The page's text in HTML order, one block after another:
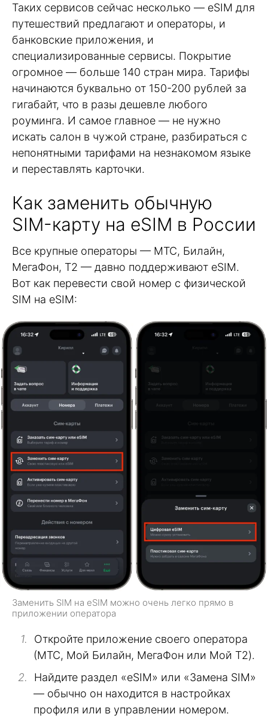
Таких сервисов сейчас несколько — eSIM для
путешествий предлагают и операторы, и
банковские приложения, и
специализированные сервисы. Покрытие
огромное — больше 140 стран мира. Тарифы
начинаются буквально от 150-200 рублей за
гигабайт, что в разы дешевле любого
роуминга. И самое главное — не нужно
искать салон в чужой стране, разбираться с
непонятными тарифами на незнакомом языке
и переставлять карточки.
Как заменить обычную
SIM-карту на eSIM в России
Все крупные операторы — МТС, Билайн,
МегаФон, Т2 — давно поддерживают eSIM.
Вот как перевести свой номер с физической
SIM на eSIM:
Заменить SIM на eSIM можно очень легко прямо в
приложении оператора
Откройте приложение своего оператора
(МТС, Мой Билайн, МегаФон или Мой T2).
Найдите раздел «eSIM» или «Замена SIM»
— обычно он находится в настройках
профиля или в управлении номером.